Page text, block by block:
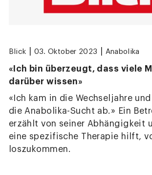
Blick 03. Oktober 2023 Anabolika
«Ich bin überzeugt, dass viele
darüber wissen»
«Ich kam in die Wechseljahre
die Anabolika-Sucht ab.» Ein
erzählt von seiner Abhängigkeit
eine spezifische Therapie hilft,
loszukommen.